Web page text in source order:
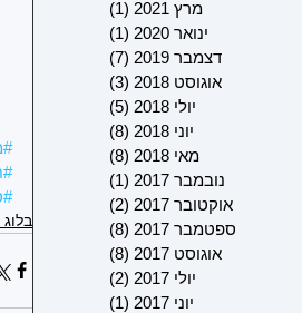
מרץ 2021
(1)
ינואר 2020
(1)
דצמבר 2019
(7)
אוגוסט 2018
(3)
יולי 2018
(5)
יוני 2018
(8)
מאי 2018
(8)
נובמבר 2017
(1)
אוקטובר 2017
(2)
ספטמבר 2017
(8)
אוגוסט 2017
(8)
יולי 2017
(2)
יוני 2017
(1)